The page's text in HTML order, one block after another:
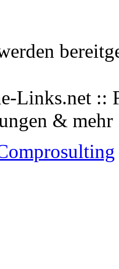
Links.net ::
&